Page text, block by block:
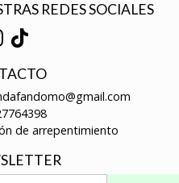
REDES SOCIALES
de arrepentimiento